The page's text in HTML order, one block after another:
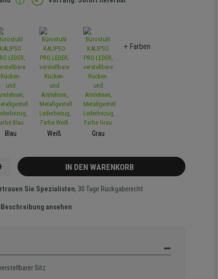
Blau Weiß Grau
+ Farben
IN DEN WARENKORB
Sie Spezialisten, 30 Tage Rückgaberecht
ansehen
Sitz